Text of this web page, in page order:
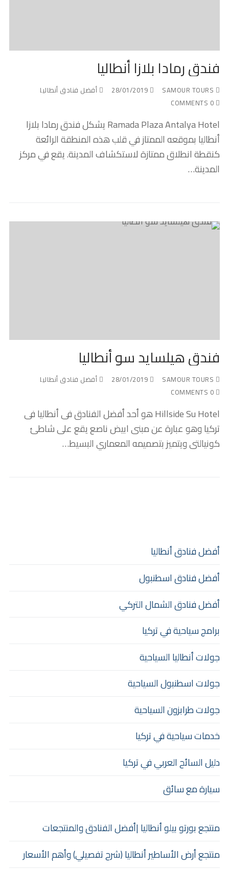
فندق رمادا بلازا أنطاليا
28/01/2019
أفضل فنادق أنطاليا
Ramada Plaza Antalya Hotel يشكل فندق رمادا بلازا
أنطاليا بموقعه الممتاز في قلب هذه المنطقة الرائعة
كنقطة انطلاق ممتازة لاستكشاف المدينة. يقع في مركز
المدينة…
فندق هيلسايد سو أنطاليا
28/01/2019
أفضل فنادق أنطاليا
Hillside Su Hotel هو أحد أفضل الفنادق فى أنطاليا فى
تركيا وهو عبارة عن مبنى ابيض ناصع يقع على شاطئ
كونيالتى ويتميز بتصميمه المعماري البسيط…
أفضل فنادق أنطاليا
أفضل فنادق اسطنبول
أفضل فنادق الشمال التركي
برامج سياحية في تركيا
جولات أنطاليا السياحية
جولات اسطنبول السياحية
جولات طرابزون السياحية
خدمات سياحية في تركيا
دليل السائح العربي في تركيا
سيارة مع سائق
منتجع بورتو بيلو أنطاليا |أفضل الفنادق والمنتجعات
منتجع أرض الأساطير أنطاليا (شرح تفصيلي) وأهم الأسعار